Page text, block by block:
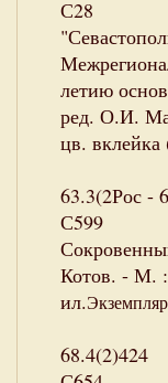
С28
летию
ред. О.И.
цв. вклейка
63.3(2Рос -
С599
Котов. - М.
ил.
68.4(2)424